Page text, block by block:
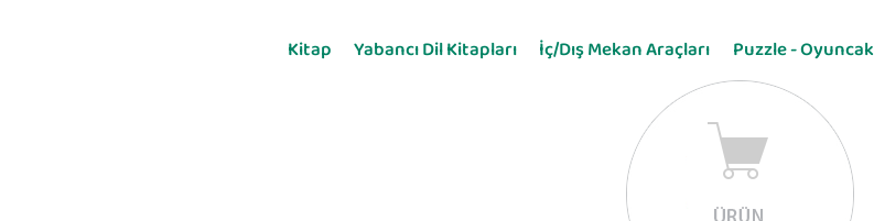
Kitap Yabancı Dil Kitapları İç/Dış Mekan Araçları Puzzle - Oyuncak